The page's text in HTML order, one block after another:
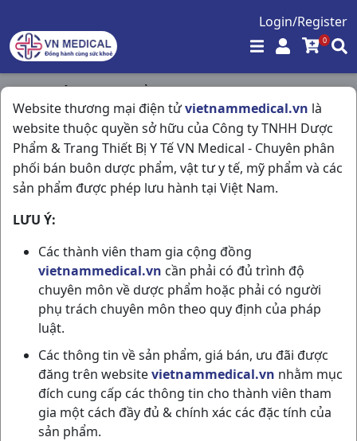
Login/Register
0
Website thương mại điện tửvietnammedical.vn là
website thuộc quyền sở hữu của Công ty TNHH Dược
Phẩm & Trang Thiết Bị Y Tế VN Medical - Chuyên phân
phối bán buôn dược phẩm, vật tư y tế, mỹ phẩm và các
sản phẩm được phép lưu hành tại Việt Nam.
LƯU Ý:
Các thành viên tham gia cộng đồng
vietnammedical.vn cần phải có đủ trình độ
chuyên môn về dược phẩm hoặc phải có người
phụ trách chuyên môn theo quy định của pháp
luật.
Các thông tin về sản phẩm, giá bán, ưu đãi được
đăng trên websitevietnammedical.vn nhằm mục
đích cung cấp các thông tin cho thành viên tham
gia một cách đầy đủ & chính xác các đặc tính của
sản phẩm.
Trang chủ / Thực Phẩm Chức Năng /
Naturenz H10vi10vna DHG Pharma